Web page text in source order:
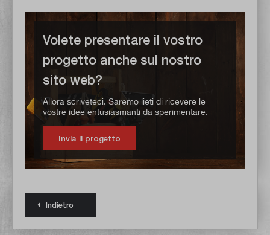
Volete presentare il vostro
progetto anche sul nostro
sito web?
Allora scriveteci. Saremo lieti di ricevere le
vostre idee entusiasmanti da sperimentare.
Invia il progetto
Indietro